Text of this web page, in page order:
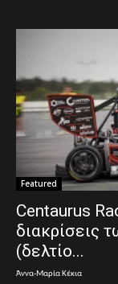
Featured
Centaurus
διακρίσεις
(δελτίο...
Άννα-Μαρία Κέκια